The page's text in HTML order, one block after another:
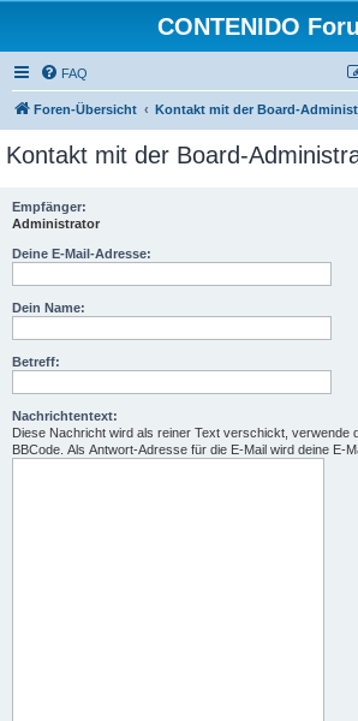
CONTENIDO
FAQ
Foren-Übersicht Kontakt mit der Board-
Kontakt mit der Board-
Empfänger:
Administrator
Deine E-Mail-Adresse:
Dein Name:
Betreff:
Nachrichtentext:
Diese Nachricht wird als reiner Text verschickt, verwende
BBCode. Als Antwort-Adresse für die E-Mail wird deine E-